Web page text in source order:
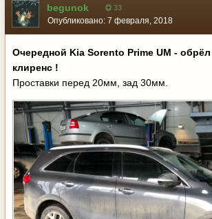
begunok 33
Опубликовано: 7 февраля, 2018
Очередной Kia Sorento Prime UM -
клиренс !
Проставки перед 20мм, зад 30мм.